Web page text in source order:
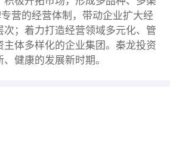
营的经营体制，带动企业扩大经
次；着力打造经营领域多元化、管
主体多样化的企业集团。秦龙投资
健康的发展新时期。